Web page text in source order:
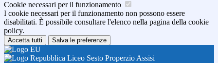
Cookie necessari per il funzionamento
I cookie necessari per il funzionamento non possono essere
disabilitati. È possibile consultare l'elenco nella pagina della cookie
policy.
Accetta tutti Salva le preferenze
Liceo Sesto Properzio Assisi